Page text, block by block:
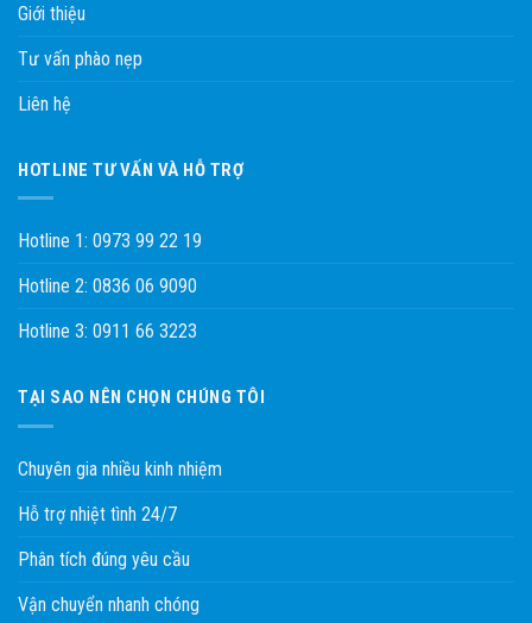
Giới thiệu
Tư vấn phào nẹp
Liên hệ
HOTLINE TƯ VẤN VÀ HỖ TRỢ
Hotline 1: 0973 99 22 19
Hotline 2: 0836 06 9090
Hotline 3: 0911 66 3223
TẠI SAO NÊN CHỌN CHÚNG TÔI
Chuyên gia nhiều kinh nhiệm
Hỗ trợ nhiệt tình 24/7
Phân tích đúng yêu cầu
Vận chuyển nhanh chóng